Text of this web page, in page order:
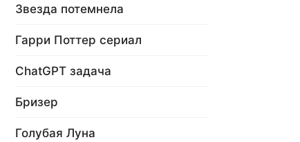
Звезда потемнела
Гарри Поттер сериал
ChatGPT задача
Бризер
Голубая Луна